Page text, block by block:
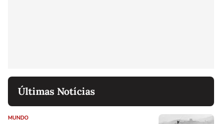
Últimas Notícias
MUNDO